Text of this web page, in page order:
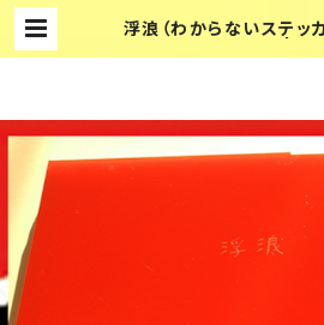
浮浪（わからないステ